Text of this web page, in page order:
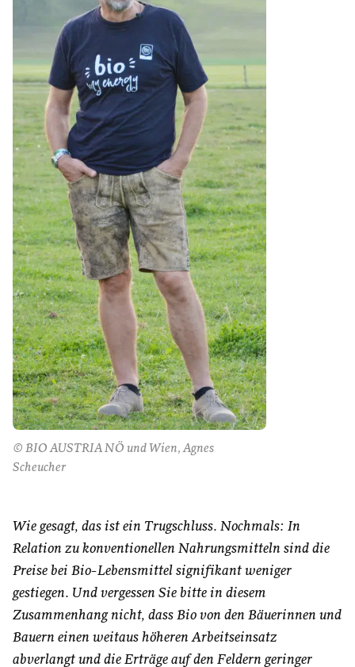
© BIO AUSTRIA NÖ und Wien, Agnes
Scheucher
Wie gesagt, das ist ein Trugschluss. Nochmals: In
Relation zu konventionellen Nahrungsmitteln sind die
Preise bei Bio-Lebensmittel signifikant weniger
gestiegen. Und vergessen Sie bitte in diesem
Zusammenhang nicht, dass Bio von den Bäuerinnen und
Bauern einen weitaus höheren Arbeitseinsatz
abverlangt und die Erträge auf den Feldern geringer